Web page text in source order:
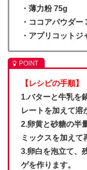
・薄力粉 75g
・ココアパウダー
・アプリコットジ
【レシピの手順】
1.バターと牛乳を
レートを加えて溶
2.卵黄と砂糖の半
ミックスを加えて
3.卵白を泡立て、
ゲを作ります。